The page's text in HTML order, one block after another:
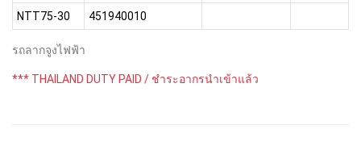
NTT75-30 451940010
รถลากจูงไฟฟ้า
*** THAILAND DUTY PAID / ชำระอากรนำเข้าแล้ว